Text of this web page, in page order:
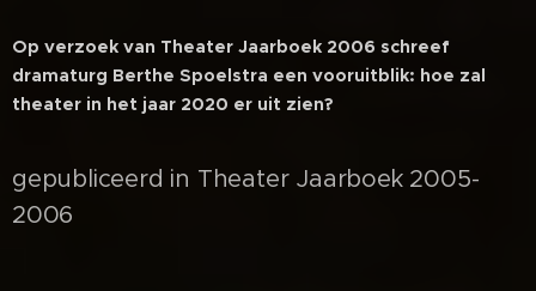
Op verzoek van Theater Jaarboek 2006 schreef
dramaturg Berthe Spoelstra een vooruitblik: hoe zal
theater in het jaar 2020 er uit zien?
gepubliceerd in Theater Jaarboek 2005-
2006